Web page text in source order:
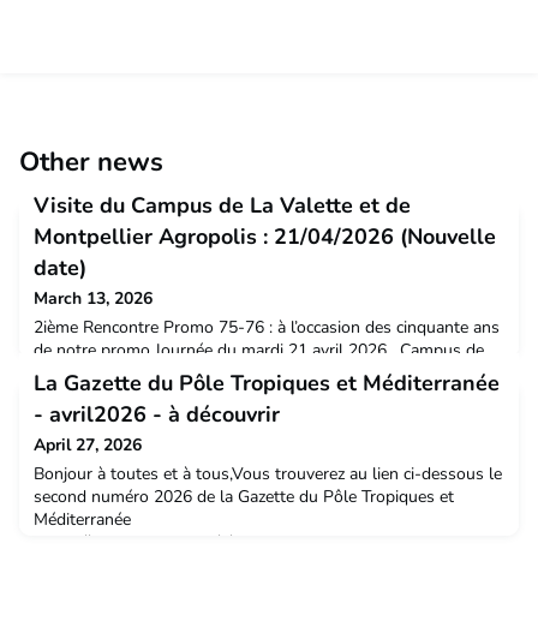
Other news
Visite du Campus de La Valette et de
Montpellier Agropolis : 21/04/2026 (Nouvelle
date)
March 13, 2026
2ième Rencontre Promo 75-76 : à l’occasion des cinquante ans
de notre promo Journée du mardi 21 avril 2026 , Campus de
La Valette, Montpellier Agropolis( places disponibles pour
toutes autres promos)Bonjour,J'ai le plaisir de vous proposer
le programme suivant pour se retrouver sur les lieux des
terrains de La Valette bientôt, une journée mêlant les
souvenirs passés avec les projets d'aujourd'huiM
La Gazette du Pôle Tropiques et Méditerranée
- avril2026 - à découvrir
April 27, 2026
Bonjour à toutes et à tous,Vous trouverez au lien ci-dessous le
second numéro 2026 de la Gazette du Pôle Tropiques et
Méditerranée
:https://nuage.supagro.fr/s/cTdNcoEKAoDbj4HVous en